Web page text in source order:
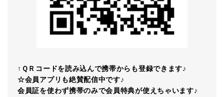
↑ＱＲコードを読み込んで携帯からも登録できます♪
☆会員アプリも絶賛配信中です♪
会員証を使わず携帯のみで会員特典が使えちゃいます♪